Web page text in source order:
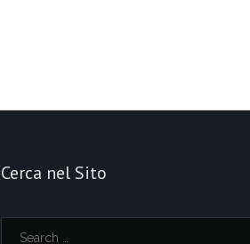
Cerca nel Sito